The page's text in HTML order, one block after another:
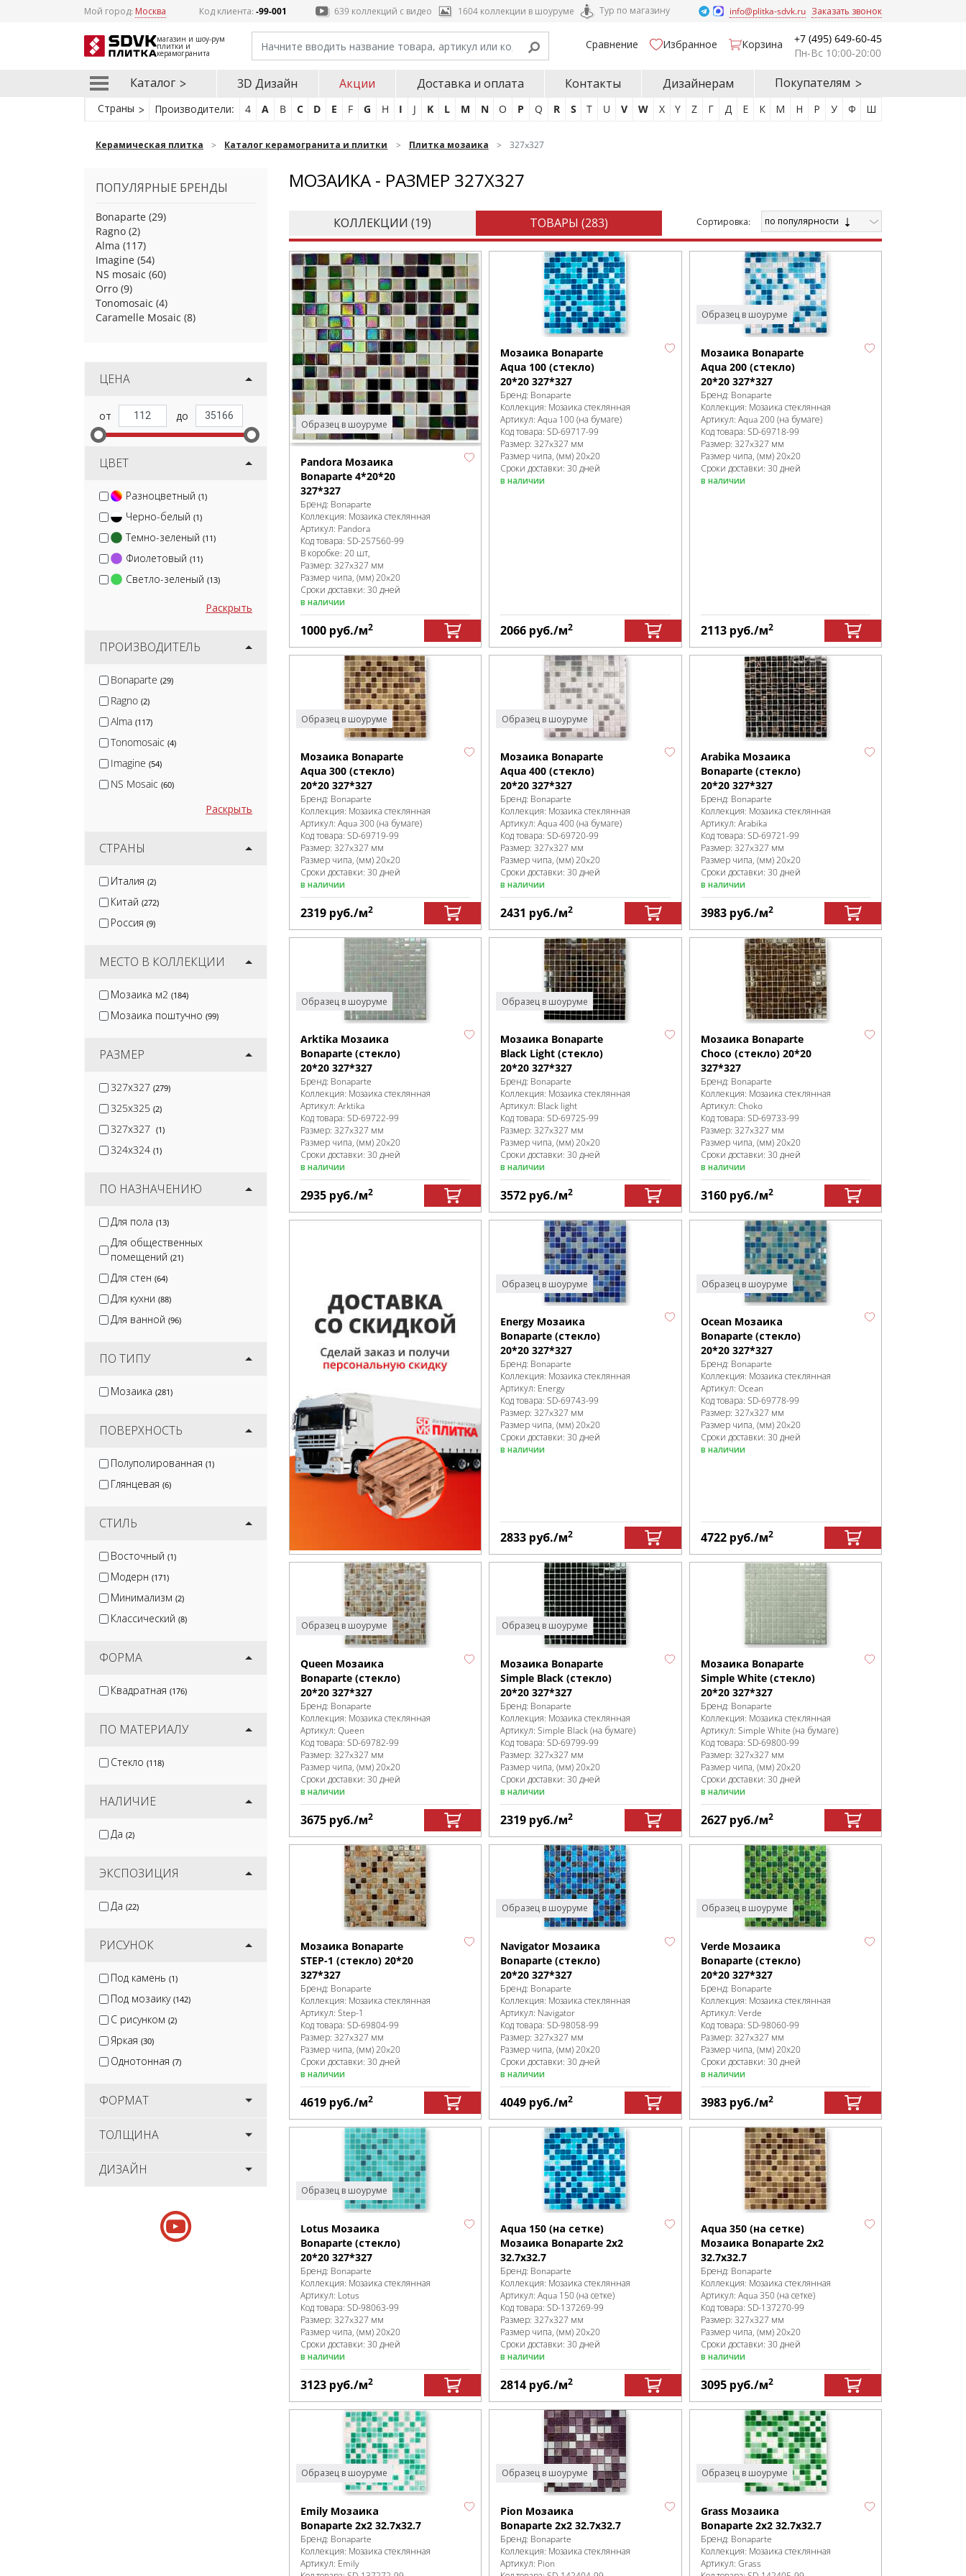
Мой город: Москва Код клиента:-99-001 639 коллекций с видео 1604 коллекции в шоуруме Тур по магазину info@plitka-sdvk.ru Заказать звонок
магазин и шоу-рум
плитки и
керамогранита
Сравнение Избранное Корзина
+7 (495) 649-60-45
Пн-Вс 10:00-20:00
Каталог 3D Дизайн Акции Доставка и оплата Контакты Дизайнерам Покупателям
Страны Производители: 4 A B C D E F G H I J K L M N O P Q R S T U V W X Y Z Г Д Е К М Н Р У Ф Ш
Керамическая плитка Каталог керамогранита и плитки Плитка мозаика 327x327
ПОПУЛЯРНЫЕ БРЕНДЫ
Bonaparte (29)
Ragno (2)
Alma (117)
Imagine (54)
NS mosaic (60)
Orro (9)
Tonomosaic (4)
Caramelle Mosaic (8)
ЦЕНА
ЦВЕТ
Разноцветный (1)
Черно-белый (1)
Темно-зеленый (11)
Фиолетовый (11)
Светло-зеленый (13)
Раскрыть
ПРОИЗВОДИТЕЛЬ
Bonaparte (29)
Ragno (2)
Alma (117)
Tonomosaic (4)
Imagine (54)
NS Mosaic (60)
Раскрыть
СТРАНЫ
Италия (2)
Китай (272)
Россия (9)
МЕСТО В КОЛЛЕКЦИИ
Мозаика м2 (184)
Мозаика поштучно (99)
РАЗМЕР
327x327 (279)
325x325 (2)
327x327 (1)
324x324 (1)
ПО НАЗНАЧЕНИЮ
Для пола (13)
Для общественных
помещений (21)
Для стен (64)
Для кухни (88)
Для ванной (96)
ПО ТИПУ
Мозаика (281)
ПОВЕРХНОСТЬ
Полуполированная (1)
Глянцевая (6)
СТИЛЬ
Восточный (1)
Модерн (171)
Минимализм (2)
Классический (8)
ФОРМА
Квадратная (176)
ПО МАТЕРИАЛУ
Стекло (118)
НАЛИЧИЕ
Да (2)
ЭКСПОЗИЦИЯ
Да (22)
РИСУНОК
Под камень (1)
Под мозаику (142)
С рисунком (2)
Яркая (30)
Однотонная (7)
ФОРМАТ
ТОЛЩИНА
ДИЗАЙН
МОЗАИКА - РАЗМЕР 327X327
КОЛЛЕКЦИИ (19) ТОВАРЫ (283) Cортировка: по популярности
Образец в шоуруме
Pandora Мозаика
Bonaparte 4*20*20
327*327
Бренд: Bonaparte
Коллекция: Мозаика стеклянная
Артикул: Pandora
Код товара: SD-257560-99
В коробке: 20 шт,
Размер: 327x327 мм
Размер чипа, (мм)20x20
Сроки доставки: 30 дней
в наличии
1000 руб./м2
Мозаика Bonaparte
Aqua 100 (стекло)
20*20 327*327
Бренд: Bonaparte
Коллекция: Мозаика стеклянная
Артикул:Aqua 100 (на бумаге)
Код товара:SD-69717-99
Размер:327x327 мм
Размер чипа, (мм)20x20
Сроки доставки: 30 дней
в наличии
2066 руб./м2
Образец в шоуруме
Мозаика Bonaparte
Aqua 200 (стекло)
20*20 327*327
Бренд: Bonaparte
Коллекция: Мозаика стеклянная
Артикул: Aqua 200 (на бумаге)
Код товара: SD-69718-99
Размер: 327x327 мм
Размер чипа, (мм)20x20
Сроки доставки: 30 дней
в наличии
2113 руб./м2
Образец в шоуруме
Мозаика Bonaparte
Aqua 300 (стекло)
20*20 327*327
Бренд: Bonaparte
Коллекция: Мозаика стеклянная
Артикул: Aqua 300 (на бумаге)
Код товара: SD-69719-99
Размер: 327x327 мм
Размер чипа, (мм)20x20
Сроки доставки: 30 дней
в наличии
2319 руб./м2
Образец в шоуруме
Мозаика Bonaparte
Aqua 400 (стекло)
20*20 327*327
Бренд: Bonaparte
Коллекция: Мозаика стеклянная
Артикул:Aqua 400 (на бумаге)
Код товара:SD-69720-99
Размер:327x327 мм
Размер чипа, (мм)20x20
Сроки доставки: 30 дней
в наличии
2431 руб./м2
Arabika Мозаика
Bonaparte (стекло)
20*20 327*327
Бренд: Bonaparte
Коллекция: Мозаика стеклянная
Артикул: Arabika
Код товара: SD-69721-99
Размер: 327x327 мм
Размер чипа, (мм)20x20
Сроки доставки: 30 дней
в наличии
3983 руб./м2
Образец в шоуруме
Arktika Мозаика
Bonaparte (стекло)
20*20 327*327
Бренд: Bonaparte
Коллекция: Мозаика стеклянная
Артикул: Arktika
Код товара: SD-69722-99
Размер: 327x327 мм
Размер чипа, (мм)20x20
Сроки доставки: 30 дней
в наличии
2935 руб./м2
Образец в шоуруме
Мозаика Bonaparte
Black Light (стекло)
20*20 327*327
Бренд: Bonaparte
Коллекция: Мозаика стеклянная
Артикул: Black light
Код товара:SD-69725-99
Размер:327x327 мм
Размер чипа, (мм)20x20
Сроки доставки: 30 дней
в наличии
3572 руб./м2
Мозаика Bonaparte
Choco (стекло) 20*20
327*327
Бренд: Bonaparte
Коллекция: Мозаика стеклянная
Артикул: Choko
Код товара: SD-69733-99
Размер: 327x327 мм
Размер чипа, (мм)20x20
Сроки доставки: 30 дней
в наличии
3160 руб./м2
Образец в шоуруме
Energy Мозаика
Bonaparte (стекло)
20*20 327*327
Бренд: Bonaparte
Коллекция: Мозаика стеклянная
Артикул: Energy
Код товара:SD-69743-99
Размер:327x327 мм
Размер чипа, (мм)20x20
Сроки доставки: 30 дней
в наличии
2833 руб./м2
Образец в шоуруме
Ocean Мозаика
Bonaparte (стекло)
20*20 327*327
Бренд: Bonaparte
Коллекция: Мозаика стеклянная
Артикул: Ocean
Код товара: SD-69778-99
Размер: 327x327 мм
Размер чипа, (мм)20x20
Сроки доставки: 30 дней
в наличии
4722 руб./м2
Образец в шоуруме
Queen Мозаика
Bonaparte (стекло)
20*20 327*327
Бренд: Bonaparte
Коллекция: Мозаика стеклянная
Артикул: Queen
Код товара: SD-69782-99
Размер: 327x327 мм
Размер чипа, (мм)20x20
Сроки доставки: 30 дней
в наличии
3675 руб./м2
Образец в шоуруме
Мозаика Bonaparte
Simple Black (стекло)
20*20 327*327
Бренд: Bonaparte
Коллекция: Мозаика стеклянная
Артикул:Simple Black (на бумаге)
Код товара:SD-69799-99
Размер:327x327 мм
Размер чипа, (мм)20x20
Сроки доставки: 30 дней
в наличии
2319 руб./м2
Мозаика Bonaparte
Simple White (стекло)
20*20 327*327
Бренд: Bonaparte
Коллекция: Мозаика стеклянная
Артикул: Simple White (на бумаге)
Код товара: SD-69800-99
Размер: 327x327 мм
Размер чипа, (мм)20x20
Сроки доставки: 30 дней
в наличии
2627 руб./м2
Мозаика Bonaparte
STEP-1 (стекло) 20*20
327*327
Бренд: Bonaparte
Коллекция: Мозаика стеклянная
Артикул: Step-1
Код товара: SD-69804-99
Размер: 327x327 мм
Размер чипа, (мм)20x20
Сроки доставки: 30 дней
в наличии
4619 руб./м2
Образец в шоуруме
Navigator Мозаика
Bonaparte (стекло)
20*20 327*327
Бренд: Bonaparte
Коллекция: Мозаика стеклянная
Артикул: Navigator
Код товара:SD-98058-99
Размер:327x327 мм
Размер чипа, (мм)20х20
Сроки доставки: 30 дней
в наличии
4049 руб./м2
Образец в шоуруме
Verde Мозаика
Bonaparte (стекло)
20*20 327*327
Бренд: Bonaparte
Коллекция: Мозаика стеклянная
Артикул: Verde
Код товара: SD-98060-99
Размер: 327x327 мм
Размер чипа, (мм)20х20
Сроки доставки: 30 дней
в наличии
3983 руб./м2
Образец в шоуруме
Lotus Мозаика
Bonaparte (стекло)
20*20 327*327
Бренд: Bonaparte
Коллекция: Мозаика стеклянная
Артикул: Lotus
Код товара: SD-98063-99
Размер: 327x327 мм
Размер чипа, (мм)20х20
Сроки доставки: 30 дней
в наличии
3123 руб./м2
Aqua 150 (на сетке)
Мозаика Bonaparte 2х2
32.7х32.7
Бренд: Bonaparte
Коллекция: Мозаика стеклянная
Артикул:Aqua 150 (на сетке)
Код товара:SD-137269-99
Размер:327x327 мм
Размер чипа, (мм)20x20
Сроки доставки: 30 дней
в наличии
2814 руб./м2
Aqua 350 (на сетке)
Мозаика Bonaparte 2х2
32.7х32.7
Бренд: Bonaparte
Коллекция: Мозаика стеклянная
Артикул: Aqua 350 (на сетке)
Код товара: SD-137270-99
Размер: 327x327 мм
Размер чипа, (мм)20x20
Сроки доставки: 30 дней
в наличии
3095 руб./м2
Образец в шоуруме
Emily Мозаика
Bonaparte 2х2 32.7х32.7
Бренд: Bonaparte
Коллекция: Мозаика стеклянная
Артикул: Emily
Образец в шоуруме
Pion Мозаика
Bonaparte 2х2 32.7х32.7
Бренд: Bonaparte
Коллекция: Мозаика стеклянная
Артикул: Pion
Образец в шоуруме
Grass Мозаика
Bonaparte 2х2 32.7х32.7
Бренд: Bonaparte
Коллекция: Мозаика стеклянная
Артикул: Grass